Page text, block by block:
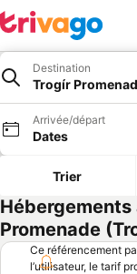
Destination
Trogír
Arrivée/départ
Dates
Trier
Hébergements
Promenade
Ce référencement
l’utilisateur, le tarif